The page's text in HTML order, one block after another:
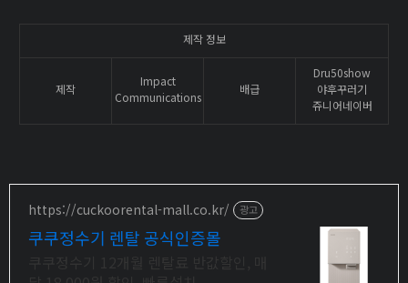
제작 정보
제작
Impact
Communications
배급
Dru50show
야후꾸러기
쥬니어네이버
https://cuckoorental-mall.co.kr/ 광고
쿠쿠정수기 렌탈 공식인증몰